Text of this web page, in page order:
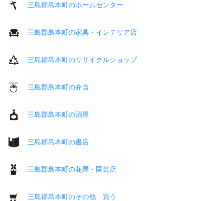
三島郡島本町のホームセンター
三島郡島本町の家具・インテリア店
三島郡島本町のリサイクルショップ
三島郡島本町の弁当
三島郡島本町の酒屋
三島郡島本町の書店
三島郡島本町の花屋・園芸店
三島郡島本町のその他 買う